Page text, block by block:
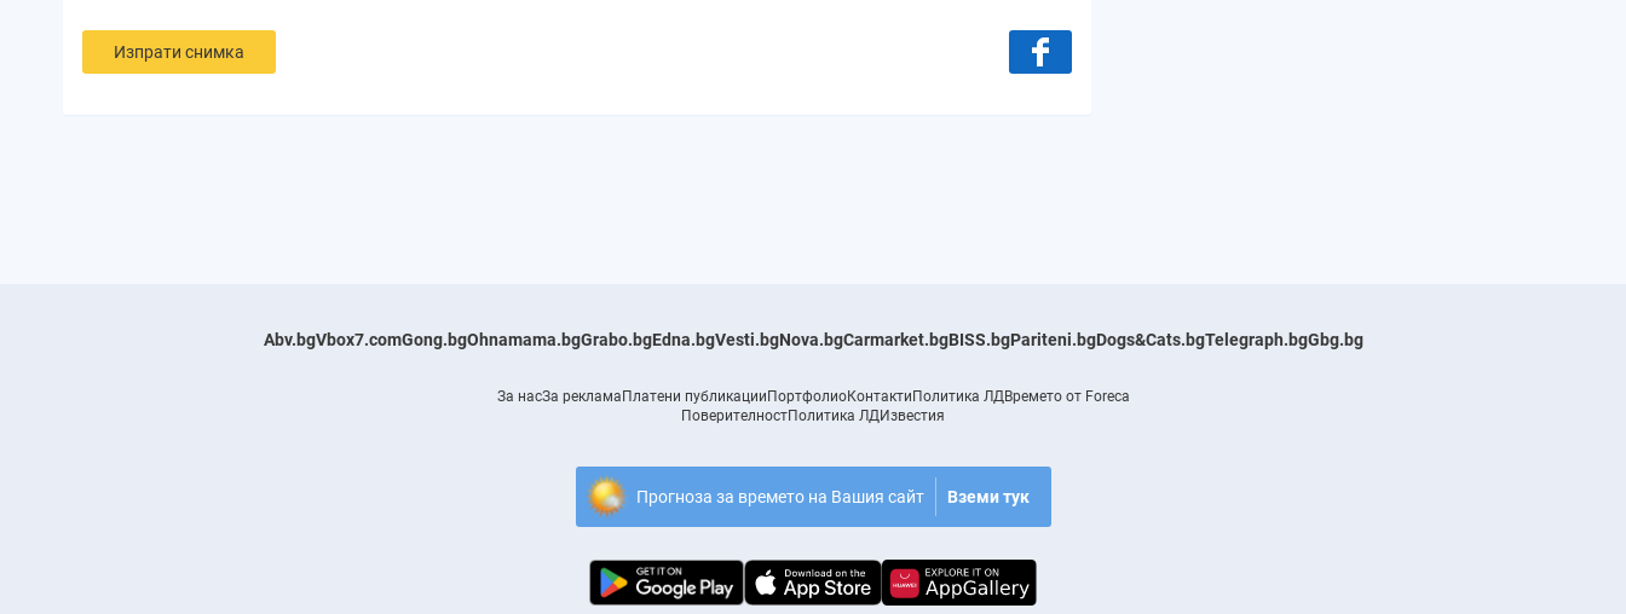
Изпрати снимка
Abv.bgVbox7.comGong.bgOhnamama.bgGrabo.bgEdna.bgVesti.bgNova.bgCarmarket.bgBISS.bgPariteni.bgDogs&Cats.bgTelegraph.bgGbg.bg
За насЗа рекламаПлатени публикацииПортфолиоКонтактиПолитика ЛДВремето от Foreca
ПоверителностПолитика ЛДИзвестия
Прогноза за времето на Вашия сайт Вземи тук